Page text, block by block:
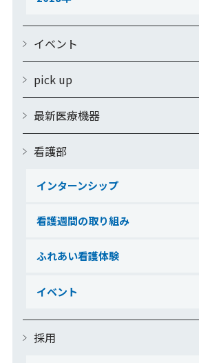
イベント
pick up
最新医療機器
看護部
インターンシップ
看護週間の取り組み
ふれあい看護体験
イベント
採用